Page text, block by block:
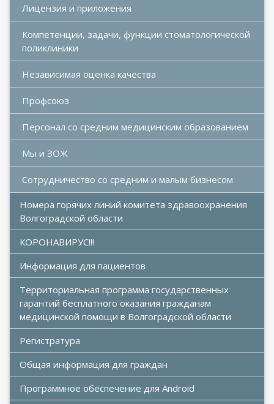
Лицензия и приложения
Компетенции, задачи, функции стоматологической
поликлиники
Независимая оценка качества
Профсоюз
Персонал со средним медицинским образованием
Мы и ЗОЖ
Сотрудничество со средним и малым бизнесом
Номера горячих линий комитета здравоохранения
Волгоградской области
КОРОНАВИРУС!!!
Информация для пациентов
Территориальная программа государственных
гарантий бесплатного оказания гражданам
медицинской помощи в Волгоградской области
Регистратура
Общая информация для граждан
Программное обеспечение для Android